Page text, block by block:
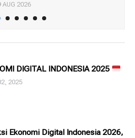
AUG 2026
DIGITAL INDONESIA 2025
2025
Ekonomi Digital Indonesia 2026,